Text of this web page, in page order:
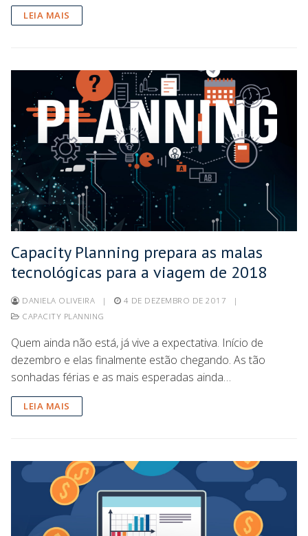
LEIA MAIS
Capacity Planning prepara as malas
tecnológicas para a viagem de 2018
DANIELA OLIVEIRA | 4 DE DEZEMBRO DE 2017
|
CAPACITY PLANNING
Quem ainda não está, já vive a expectativa. Início de
dezembro e elas finalmente estão chegando. As tão
sonhadas férias e as mais esperadas ainda…
LEIA MAIS